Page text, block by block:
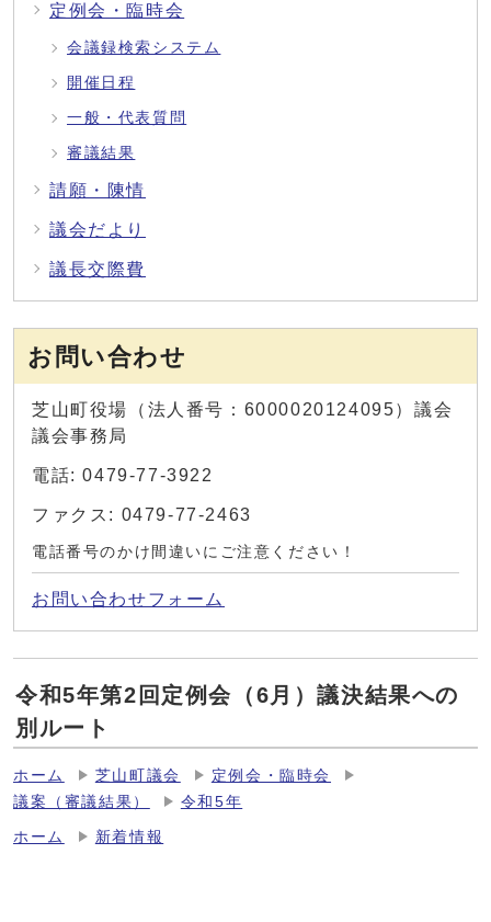
定例会・臨時会
会議録検索システム
開催日程
一般・代表質問
審議結果
請願・陳情
議会だより
議長交際費
お問い合わせ
芝山町役場（法人番号：6000020124095）議会
議会事務局
電話: 0479-77-3922
ファクス: 0479-77-2463
電話番号のかけ間違いにご注意ください！
お問い合わせフォーム
令和5年第2回定例会（6月）議決結果への
別ルート
ホーム 芝山町議会
定例会・臨時会
議案（審議結果）
令和5年
ホーム 新着情報